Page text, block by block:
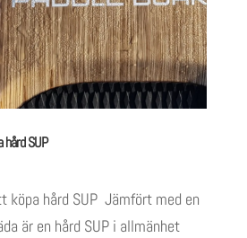
SUP
köpa hård SUP Jämfört med en
är en hård SUP i allmänhet